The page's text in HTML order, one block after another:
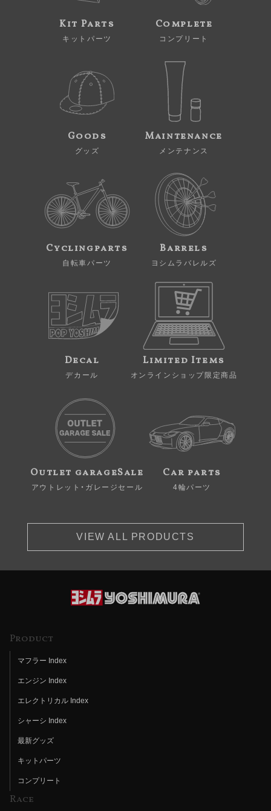
Kit Parts
キットパーツ
Complete
コンプリート
Goods
グッズ
Maintenance
メンテナンス
Cyclingparts
自転車パーツ
Barrels
ヨシムラバレルズ
Decal
デカール
Limited Items
オンラインショップ限定商品
Outlet garageSale
アウトレット・ガレージセール
Car parts
4輪パーツ
VIEW ALL PRODUCTS
Product
マフラー Index
エンジン Index
エレクトリカル Index
シャーシ Index
最新グッズ
キットパーツ
コンプリート
Race